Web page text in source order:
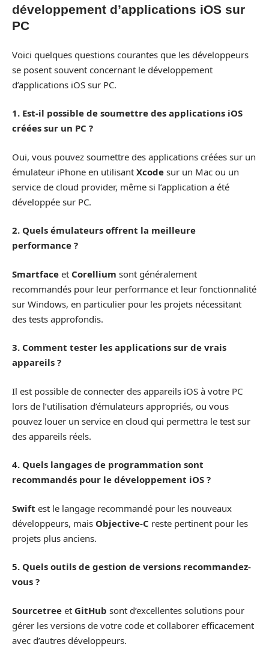
développement d’applications iOS sur
PC
Voici quelques questions courantes que les développeurs
se posent souvent concernant le développement
d’applications iOS sur PC.
1. Est-il possible de soumettre des applications iOS
créées sur un PC ?
Oui, vous pouvez soumettre des applications créées sur un
émulateur iPhone en utilisant Xcode sur un Mac ou un
service de cloud provider, même si l’application a été
développée sur PC.
2. Quels émulateurs offrent la meilleure
performance ?
Smartface et Corellium sont généralement
recommandés pour leur performance et leur fonctionnalité
sur Windows, en particulier pour les projets nécessitant
des tests approfondis.
3. Comment tester les applications sur de vrais
appareils ?
Il est possible de connecter des appareils iOS à votre PC
lors de l’utilisation d’émulateurs appropriés, ou vous
pouvez louer un service en cloud qui permettra le test sur
des appareils réels.
4. Quels langages de programmation sont
recommandés pour le développement iOS ?
Swift est le langage recommandé pour les nouveaux
développeurs, mais Objective-C reste pertinent pour les
projets plus anciens.
5. Quels outils de gestion de versions recommandez-
vous ?
Sourcetree et GitHub sont d’excellentes solutions pour
gérer les versions de votre code et collaborer efficacement
avec d’autres développeurs.